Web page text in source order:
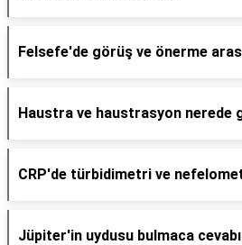
Felsefe'de görüş ve önerme
Haustra ve haustrasyon nerede
CRP'de türbidimetri ve
Jüpiter'in uydusu bulmaca